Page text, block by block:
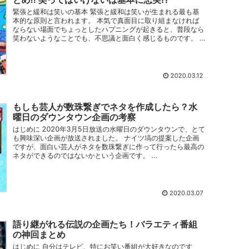
緊張と緩和は笑いの基本 緊張と緩和は笑いが生まれる最も基
本的な原則と言われます。 本気で真面目に取り組まなければ
ならない場面でちょっとしたハプニングが起きると、普段なら
笑わないようなことでも、不思議と面白く感じるものです。 ...
2020.03.12
もしも芸人が数珠繋ぎでネタを作成したら？水
曜日のダウンタウン企画の考察
はじめに 2020年3月5日放送の水曜日のダウンタウンで、とて
も興味深い企画が放送されました。 ナイツ塙の提案した企画
ですが、面白い芸人がネタを数珠繋ぎに作って行ったら最高の
ネタができるのではないかという企画です。 ...
2020.03.07
語り継がれる伝説の企画たち！バラエティ番組
の神回まとめ
はじめに 自分はテレビ、特にお笑い番組が大好きなのです